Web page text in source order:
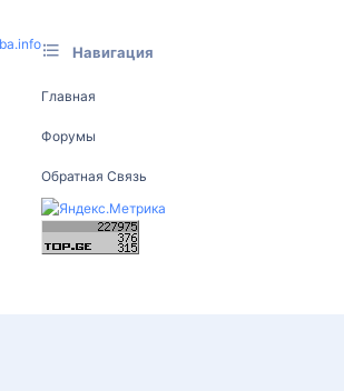
Навигация
Главная
Форумы
Обратная Связь